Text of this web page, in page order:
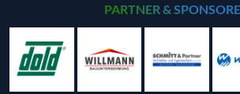
PARTNER &